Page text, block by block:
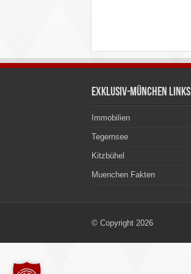
Exklusiv-München Links
Immobilien
Tegernsee
Kitzbühel
Muenchen Fakten
© Copyright 2026